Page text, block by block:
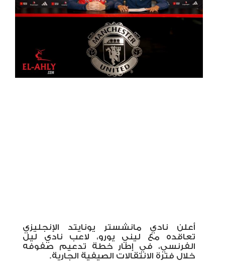
أعلن نادي مانشستر يونايتد الإنجليزي
تعاقده مع ليني يورو، لاعب نادي ليل
الفرنسي، في إطار خطة تدعيم صفوفه
خلال فترة الانتقالات الصيفية الجارية.